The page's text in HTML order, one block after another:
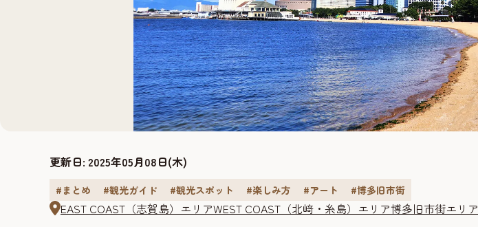
更新日: 2025年05月08日(木)
#まとめ #観光ガイド #観光スポット #楽しみ方 #アート #博多旧市街
EAST COAST（志賀島）エリアWEST COAST（北﨑・糸島）エリア博多旧市街エリア